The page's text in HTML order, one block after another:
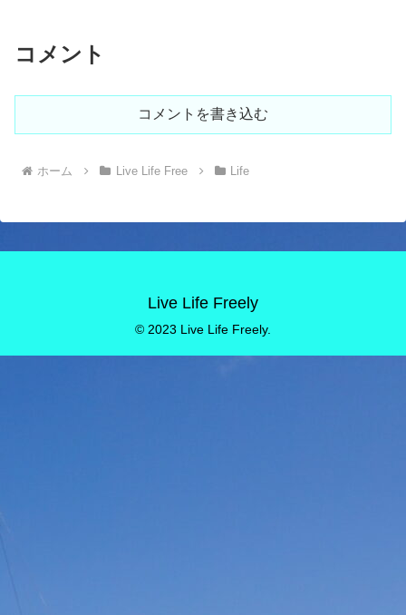
コメント
コメントを書き込む
ホーム Live Life Free Life
Live Life Freely
© 2023 Live Life Freely.